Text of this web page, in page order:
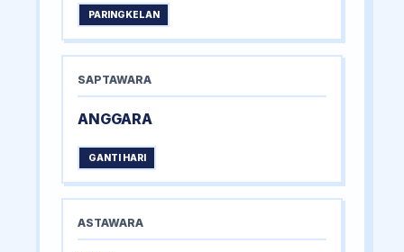
PARINGKELAN
SAPTAWARA
ANGGARA
GANTI HARI
ASTAWARA